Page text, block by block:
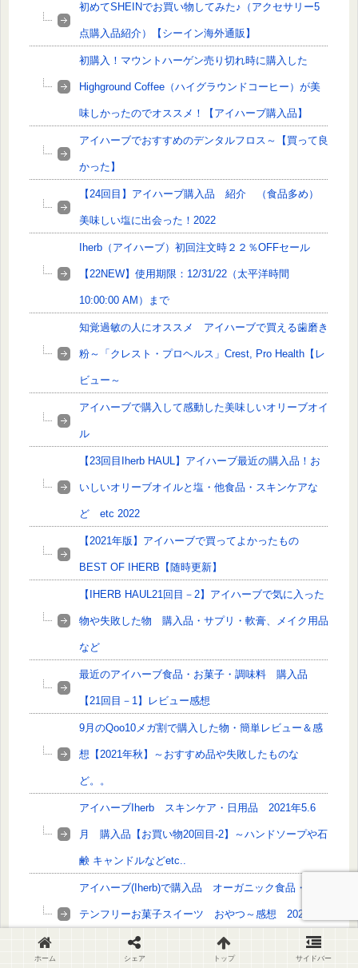
初めてSHEINでお買い物してみた♪（アクセサリー5
点購入品紹介）【シーイン海外通販】
初購入！マウントハーゲン売り切れ時に購入した
Highground Coffee（ハイグラウンドコーヒー）が美
味しかったのでオススメ！【アイハーブ購入品】
アイハーブでおすすめのデンタルフロス～【買って良
かった】
【24回目】アイハーブ購入品 紹介 （食品多め）
美味しい塩に出会った！2022
Iherb（アイハーブ）初回注文時２２％OFFセール
【22NEW】使用期限：12/31/22（太平洋時間
10:00:00 AM）まで
知覚過敏の人にオススメ アイハーブで買える歯磨き
粉～「クレスト・プロヘルス」Crest, Pro Health【レ
ビュー～
アイハーブで購入して感動した美味しいオリーブオイ
ル
【23回目Iherb HAUL】アイハーブ最近の購入品！お
いしいオリーブオイルと塩・他食品・スキンケアな
ど etc 2022
【2021年版】アイハーブで買ってよかったもの
BEST OF IHERB【随時更新】
【IHERB HAUL21回目－2】アイハーブで気に入った
物や失敗した物 購入品・サプリ・軟膏、メイク用品
など
最近のアイハーブ食品・お菓子・調味料 購入品
【21回目－1】レビュー感想
9月のQoo10メガ割で購入した物・簡単レビュー＆感
想【2021年秋】～おすすめ品や失敗したものな
ど。。
アイハーブIherb スキンケア・日用品 2021年5.6
月 購入品【お買い物20回目-2】～ハンドソープや石
鹸 キャンドルなどetc..
アイハーブ(Iherb)で購入品 オーガニック食品・グル
テンフリーお菓子スイーツ おやつ～感想 2021年
5,6月【お買い物20回目-1】
ホーム シェア トップ サイドバー